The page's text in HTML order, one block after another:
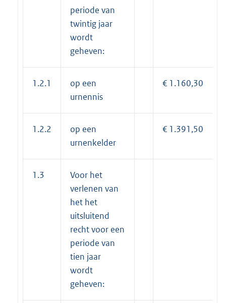
periode van
twintig jaar
wordt
geheven:
1.2.1
op een
urnennis
€ 1.160,30
1.2.2
op een
urnenkelder
€ 1.391,50
1.3
Voor het
verlenen van
het het
uitsluitend
recht voor een
periode van
tien jaar
wordt
geheven: